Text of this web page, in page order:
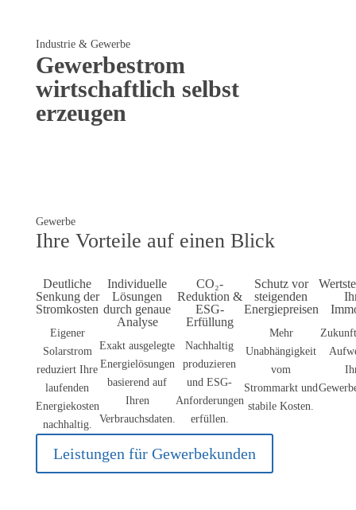
Industrie & Gewerbe
Gewerbestrom
wirtschaftlich selbst
erzeugen
Gewerbe
Ihre Vorteile auf einen Blick
Deutliche
Senkung der
Stromkosten
Eigener
Solarstrom
reduziert Ihre
laufenden
Energiekosten
nachhaltig.
Individuelle
Lösungen
durch genaue
Analyse
Exakt ausgelegte
Energielösungen
basierend auf
Ihren
Verbrauchsdaten.
CO₂-
Reduktion &
ESG-
Erfüllung
Nachhaltig
produzieren
und ESG-
Anforderungen
erfüllen.
Schutz vor
steigenden
Energiepreisen
Mehr
Unabhängigkeit
vom
Strommarkt und
stabile Kosten.
Leistungen für Gewerbekunden